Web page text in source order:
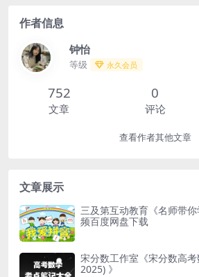
作者信息
钟怡
等级 永久会员
752
文章
0
评论
查看作者其他文章
文章展示
三及第互动教育《名师带
频百度网盘下载
宋分数工作室《宋分数高
2025) 》